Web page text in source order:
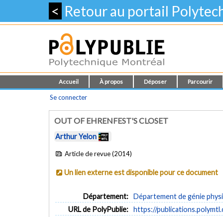
< Retour au portail
Accueil À propos Déposer Parcourir
Se connecter
OUT OF EHRENFEST'S CLOSET
Arthur Yelon
Article de revue (2014)
Un lien externe est disponible pour ce document
Département: Département de génie
URL de PolyPublie: https://